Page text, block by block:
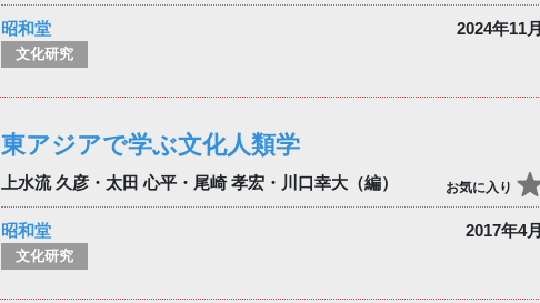
昭和堂 2024年11月
文化研究
東アジアで学ぶ文化人類学
上水流 久彦・太田 心平・尾崎 孝宏・川口幸大（編） お気に入り
昭和堂 2017年4月
文化研究